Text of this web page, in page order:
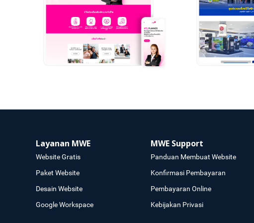
Layanan MWE
Website Gratis
Paket Website
Desain Website
Google Workspace
MWE Support
Panduan Membuat Website
Konfirmasi Pembayaran
Pembayaran Online
Kebijakan Privasi